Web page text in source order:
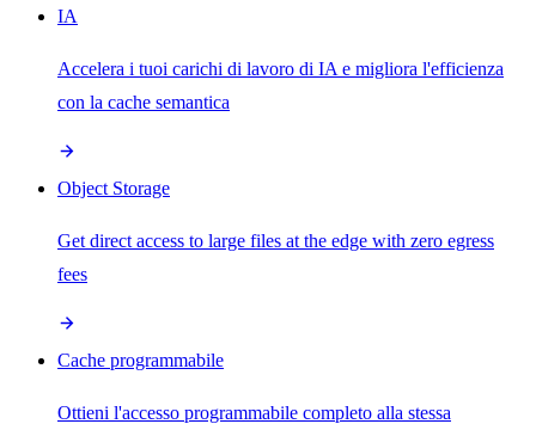
IA
Accelera i tuoi carichi di lavoro di IA e migliora l'efficienza
con la cache semantica
Object Storage
Get direct access to large files at the edge with zero egress
fees
Cache programmabile
Ottieni l'accesso programmabile completo alla stessa